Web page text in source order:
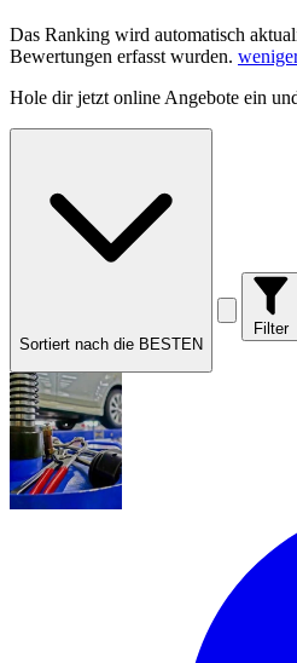
Das Ranking wird automatisch
Bewertungen erfasst wurden.
Hole dirjetzt online Angebote ein
Sortiert nach die BESTEN
Filter